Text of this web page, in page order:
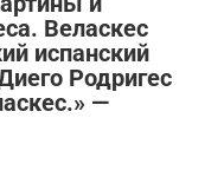
Веласкес
испанский
Родригес
—